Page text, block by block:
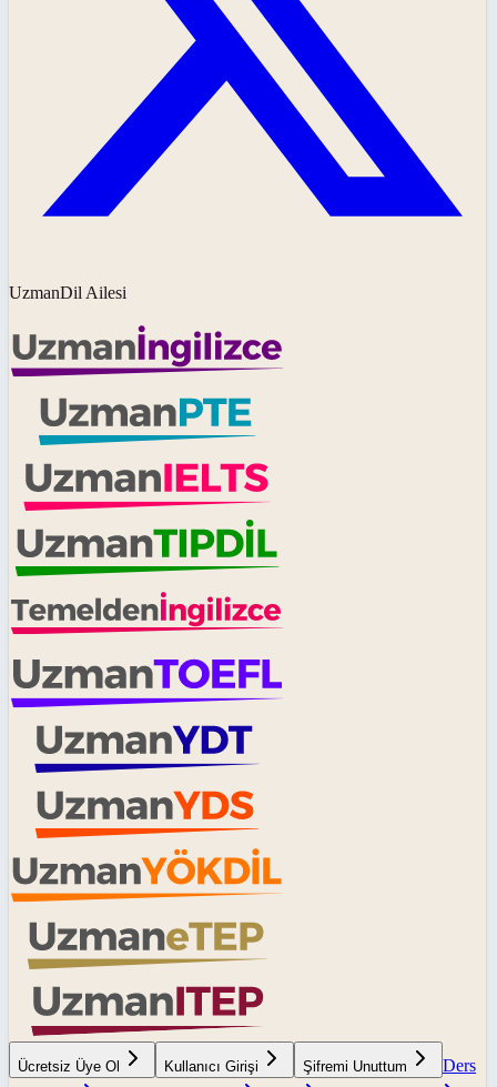
UzmanDil Ailesi
Ücretsiz Üye Ol Kullanıcı Girişi Şifremi Unuttum
Ders